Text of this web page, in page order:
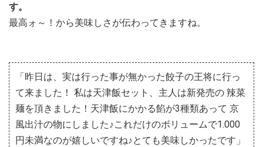
す。
最高ォ～！から美味しさが伝わってきますね。
「昨日は、実は行った事が無かった餃子の王将に行っ
て来ました！ 私は天津飯セット、主人は新発売の 辣菜
麺を頂きました！天津飯にかかる餡が3種類あって 京
風出汁の物にしました♪これだけのボリュームで1.000
円未満なのが嬉しいですね♪とても美味しかったです」